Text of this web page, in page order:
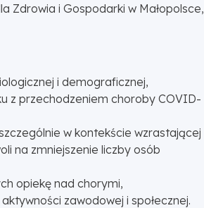
Zdrowia i Gospodarki w Małopolsce,
i demograficznej,
z przechodzeniem choroby COVID-
w kontekście wzrastającej
na zmniejszenie liczby osób
opiekę nad chorymi,
zawodowej i społecznej.